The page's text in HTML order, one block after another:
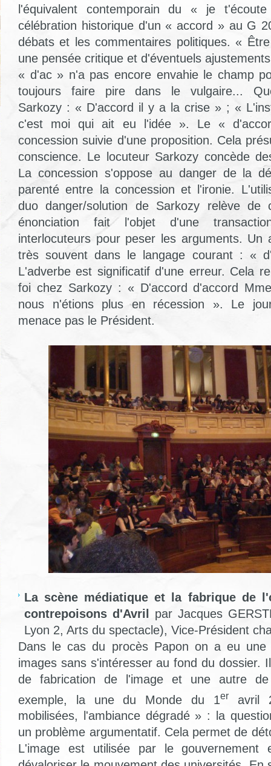
l'équivalent contemporain du « je
célébration historique d'un « accord » au G
débats et les commentaires politiques. «
une pensée critique et d'éventuels
« d'ac » n'a pas encore envahie le champ
toujours faire pire dans le vulgaire...
Sarkozy : « D'accord il y a la crise » ; «
c'est moi qui ait eu l'idée ». Le «
concession suivie d'une proposition. Cela
conscience. Le locuteur Sarkozy concède
La concession s'oppose au danger de la
parenté entre la concession et l'ironie.
duo danger/solution de Sarkozy relève de
énonciation fait l'objet d'une
interlocuteurs pour peser les arguments. Un
très souvent dans le langage courant : «
L'adverbe est significatif d'une erreur. Cela
foi chez Sarkozy : « D'accord d'accord
nous n'étions plus en récession ». Le
menace pas le Président.
La scène médiatique et la fabrique de
contrepoisons d'Avril
par Jacques
Lyon 2, Arts du spectacle), Vice-Président
Dans le cas du procès Papon on a eu
images sans s'intéresser au fond du dossier.
de fabrication de l'image et une autre de
exemple, la une du Monde du 1eravril
mobilisées, l'ambiance dégradé » : la
un problème argumentatif. Cela permet de
L'image est utilisée par le gouvernement